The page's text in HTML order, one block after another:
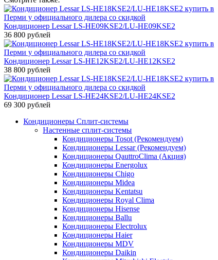
Кондиционер Lessar LS-HE09KSE2/LU-HE09KSE2
36 800 рублей
Кондиционер Lessar LS-HE12KSE2/LU-HE12KSE2
38 800 рублей
Кондиционер Lessar LS-HE24KSE2/LU-HE24KSE2
69 300 рублей
Кондиционеры Сплит-системы
Настенные сплит-системы
Кондиционеры Tosot (Рекомендуем)
Кондиционеры Lessar (Рекомендуем)
Кондиционеры QauttroClima (Акция)
Кондиционеры Energolux
Кондиционеры Chigo
Кондиционеры Midea
Кондиционеры Kentatsu
Кондиционеры Royal Clima
Кондиционеры Hisense
Кондиционеры Ballu
Кондиционеры Electrolux
Кондиционеры Haier
Кондиционеры MDV
Кондиционеры Daikin